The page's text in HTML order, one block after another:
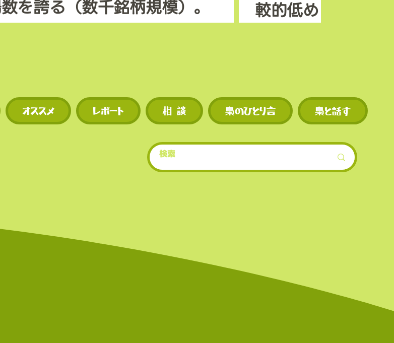
を誇る（数千銘柄規模）。
。
界的にもトップクラスの上
数を誇る（数千銘柄規模）。
新規トークンや草コインも早
的にもトップクラ世界的に
トップクラスの上場数を誇る
較的低めに設定さ
現物・先物ともに
的低めに設定され
オススメ レポート 相 談 梟のひとり言 梟と話す